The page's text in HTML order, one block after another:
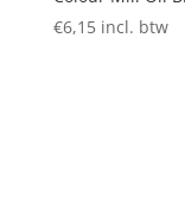
€6,15 incl. btw